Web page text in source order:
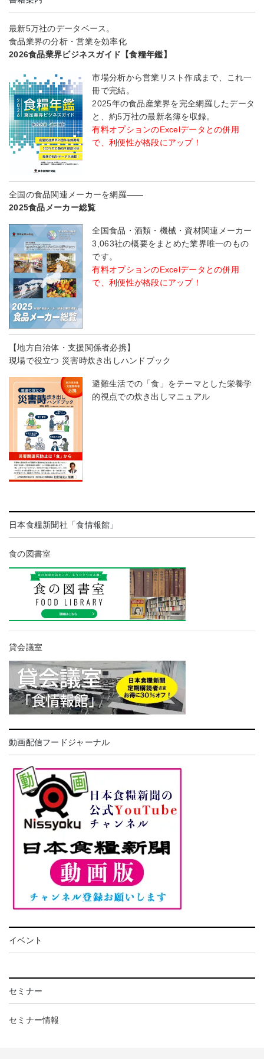
最新5万社のデータベース。
食品業界の分析・営業を効率化
2026食品業界ビジネスガイド【食糧年鑑】
市場分析から営業リスト作成まで、これ一
冊で完結。
2025年の食品産業界を完全網羅したデータ
と、約5万社の最新名簿を収録。
有料オプションのExcelデータとの併用
で、利便性が格段にアップ！
全国の食品関連メーカーを網羅――
2025食品メーカー総覧
全国食品・酒類・機械・資材関連メーカー
3,063社の概要をまとめた業界唯一のもの
です。
有料オプションのExcelデータとの併用
で、利便性が格段にアップ！
【地方自治体・支援関係者必携】
現場で役立つ 災害時炊き出しハンドブック
避難生活での「食」をテーマとした栄養学
的視点での炊き出しマニュアル
日本食糧新聞社「食情報館」
食の図書室
貸会議室
動画配信フードジャーナル
イベント
セミナー
セミナー情報